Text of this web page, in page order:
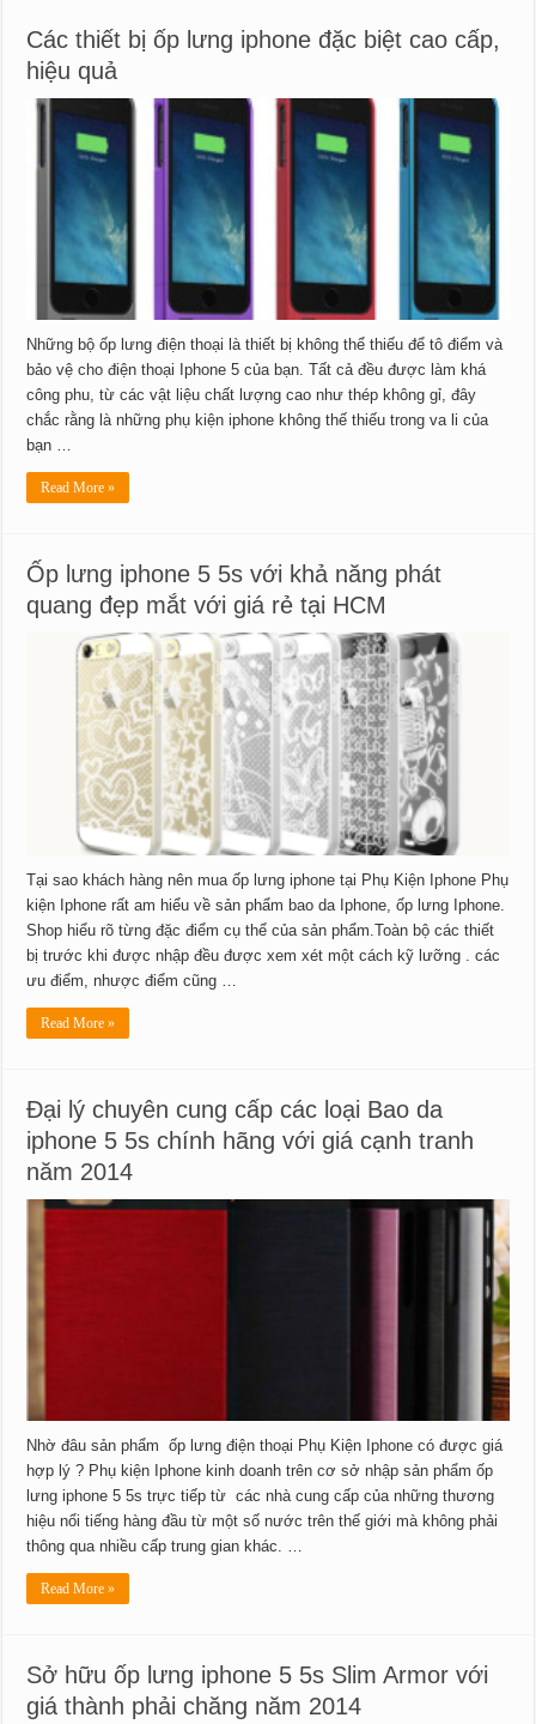
Các thiết bị ốp lưng iphone đặc biệt cao cấp,
hiệu quả
Những bộ ốp lưng điện thoại là thiết bị không thể thiếu để tô điểm và
bảo vệ cho điện thoại Iphone 5 của bạn. Tất cả đều được làm khá
công phu, từ các vật liệu chất lượng cao như thép không gỉ, đây
chắc rằng là những phụ kiện iphone không thế thiếu trong va li của
bạn …
Read More »
Ốp lưng iphone 5 5s với khả năng phát
quang đẹp mắt với giá rẻ tại HCM
Tại sao khách hàng nên mua ốp lưng iphone tại Phụ Kiện Iphone Phụ
kiện Iphone rất am hiểu về sản phẩm bao da Iphone, ốp lưng Iphone.
Shop hiểu rõ từng đặc điểm cụ thể của sản phẩm.Toàn bộ các thiết
bị trước khi được nhập đều được xem xét một cách kỹ lưỡng . các
ưu điểm, nhược điểm cũng …
Read More »
Đại lý chuyên cung cấp các loại Bao da
iphone 5 5s chính hãng với giá cạnh tranh
năm 2014
Nhờ đâu sản phẩm ốp lưng điện thoại Phụ Kiện Iphone có được giá
hợp lý ? Phụ kiện Iphone kinh doanh trên cơ sở nhập sản phẩm ốp
lưng iphone 5 5s trực tiếp từ các nhà cung cấp của những thương
hiệu nổi tiếng hàng đầu từ một số nước trên thế giới mà không phải
thông qua nhiều cấp trung gian khác. …
Read More »
Sở hữu ốp lưng iphone 5 5s Slim Armor với
giá thành phải chăng năm 2014